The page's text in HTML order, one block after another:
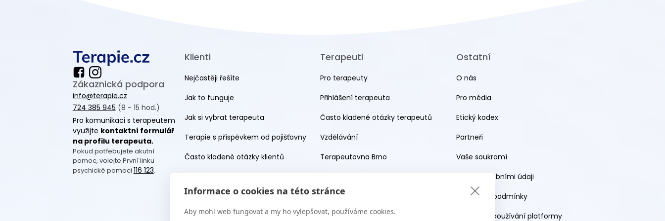
Informace o cookies na této stránce
Aby mohl web fungovat a my ho vylepšovat, používáme cookies.
Zákaznická podpora
info@terapie.cz
724 385 945 (8 - 15 hod.)
Pro komunikaci s terapeutem
využijte kontaktní formulář
na profilu terapeuta.
Pokud potřebujete akutní
pomoc, volejte První linku
psychické pomoci 116 123.
Klienti
Nejčastěji řešíte
Jak to funguje
Jak si vybrat terapeuta
Terapie s příspěvkem od pojišťovny
Často kladené otázky klientů
Webináře
Terapeuti
Pro terapeuty
Přihlášení terapeuta
Často kladené otázky terapeutů
Vzdělávání
Terapeutovna Brno
Ostatní
O nás
Pro média
Etický kodex
Partneři
Vaše soukromí
Práce s osobními údaji
Obchodní podmínky
Podmínky používání platformy